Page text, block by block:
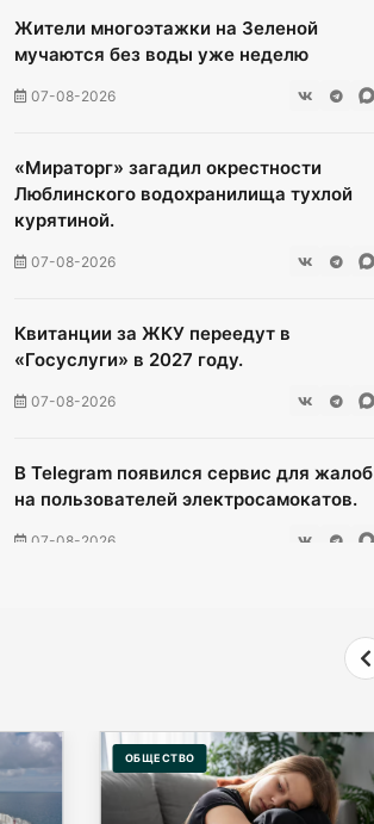
Жители многоэтажки на Зеленой
мучаются без воды уже неделю
07-08-2026
«Мираторг» загадил окрестности
Люблинского водохранилища тухлой
курятиной.
07-08-2026
Квитанции за ЖКУ переедут в
«Госуслуги» в 2027 году.
07-08-2026
В Telegram появился сервис для жалоб
на пользователей электросамокатов.
07-08-2026
Евросоюз "подкатил" 1,5 млн
инкубационных яиц к Калининграду
ОБЩЕСТВО